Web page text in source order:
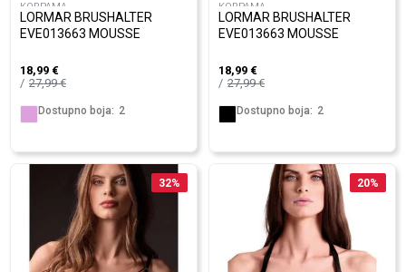
KORPAMA
LORMAR BRUSHALTER
EVE013663 MOUSSE
18,99 €
27,99€
Dostupno boja: 2
KORPAMA
LORMAR BRUSHALTER
EVE013663 MOUSSE
18,99 €
27,99€
Dostupno boja: 2
32% 20%